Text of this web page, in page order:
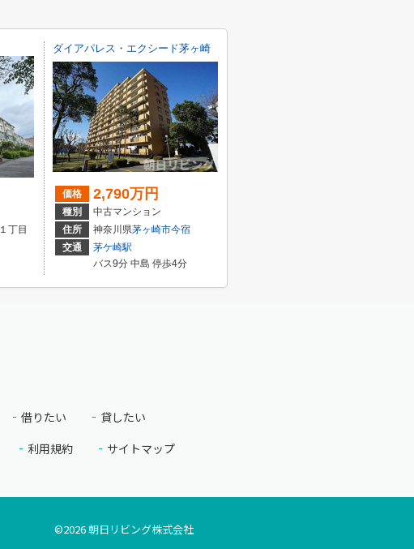
１丁目
ダイアパレス・エクシード茅ヶ崎
価格 2,790万円
種別
中古マンション
住所
神奈川県茅ヶ崎市今宿
交通
茅ケ崎駅
バス9分 中島 停歩4分
借りたい
貸したい
利用規約 サイトマップ
©2026朝日リビング株式会社